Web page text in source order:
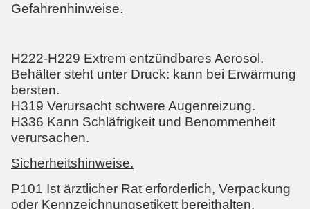
Gefahrenhinweise.
H222-H229 Extrem entzündbares Aerosol.
Behälter steht unter Druck: kann bei Erwärmung
bersten.
H319 Verursacht schwere Augenreizung.
H336 Kann Schläfrigkeit und Benommenheit
verursachen.
Sicherheitshinweise.
P101 Ist ärztlicher Rat erforderlich, Verpackung
oder Kennzeichnungsetikett bereithalten.